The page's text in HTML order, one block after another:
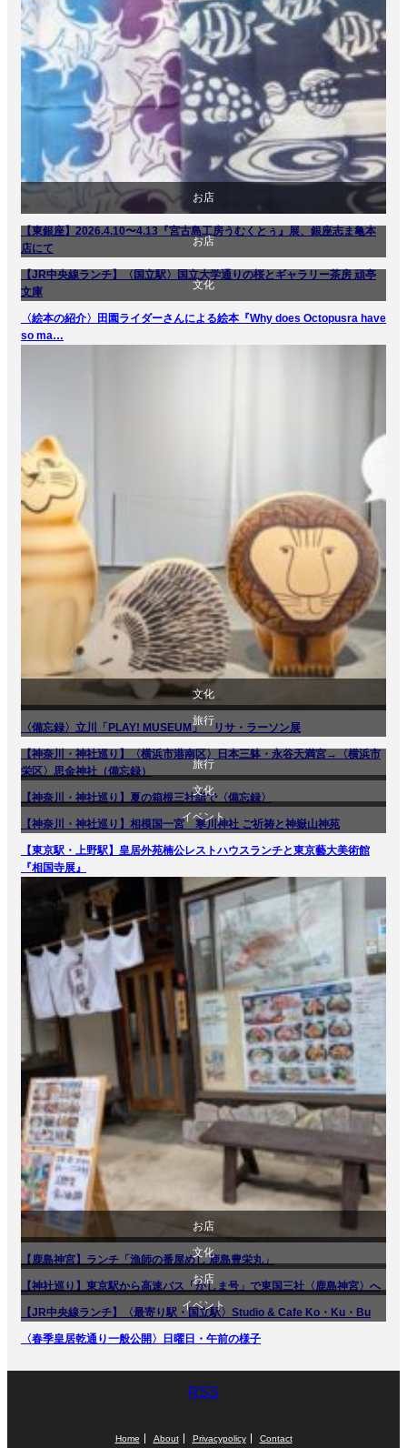
お店
商品紹介
文化
【東銀座】2026.4.10〜4.13『宮古島工房うむくとぅ』展、銀座志ま亀本
店にて
お店
生活
【JR中央線ランチ】〈国立駅〉国立大学通りの桜とギャラリー茶房 頑亭
文庫
文化
〈絵本の紹介〉田園ライダーさんによる絵本『Why does Octopusra have
so ma…
文化
美術展・美術館・博物館巡り
〈備忘録〉立川「PLAY! MUSEUM」 リサ・ラーソン展
旅行
【神奈川・神社巡り】〈横浜市港南区〉日本三躰・永谷天満宮→〈横浜市
栄区〉思金神社（備忘録）
旅行
【神奈川・神社巡り】夏の箱根三社詣で〈備忘録〉
文化
旅行
【神奈川・神社巡り】相模国一宮 寒川神社 ご祈祷と神嶽山神苑
イベント
美術展・美術館・博物館巡り
【東京駅・上野駅】皇居外苑楠公レストハウスランチと東京藝大美術館
『相国寺展』
お店
旅行
食べ物
【鹿島神宮】ランチ「漁師の番屋めし 鹿島豊栄丸」
文化
旅行
【神社巡り】東京駅から高速バス「かしま号」で東国三社〈鹿島神宮〉へ
お店
食べ物
【JR中央線ランチ】〈最寄り駅・国立駅〉Studio & Cafe Ko・Ku・Bu
イベント
〈春季皇居乾通り一般公開〉日曜日・午前の様子
RSS
Home About Privacypolicy Contact